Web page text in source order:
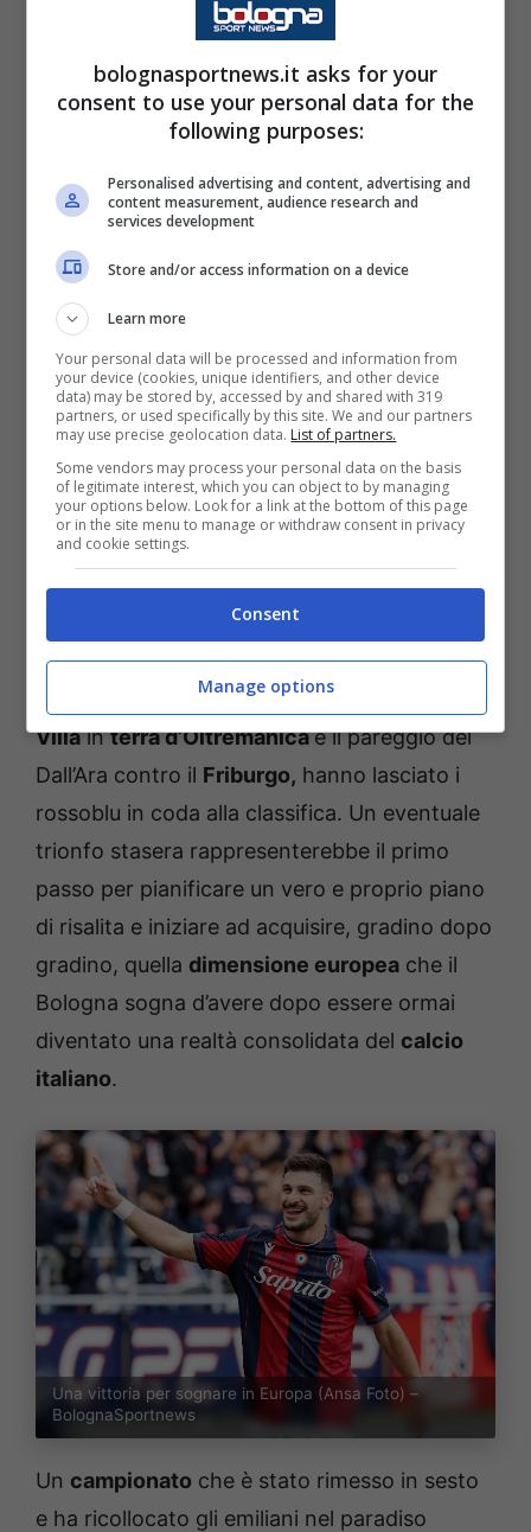
europea per club, in cui la squadra di
Vincenzo Italiano vuole rimanerci al più lungo
possibile, con l’imperativo categorico di
superare prima la fase a gironi e proprio
giocarsi le proprie carte da febbraio in avanti,
quando s’entrerà ufficialmente nel vivo con
quella aeliminazione diretta.
La trasferta in terra romena va anche in
questa direzione, importante e fondamentale
anche per raddrizzare una situazione che ha
visto il Bologna iniziare l’attuale edizione
dell’Europa League chiaramente con il freno a
mano tirato.
Una vittoria per sognare in
Europa
La sconfitta a testa altissima contro
Villainterra d’Oltremanicae il pareggio del
Dall’Ara contro il Friburgo, hanno lasciato i
rossoblu in coda alla classifica. Un eventuale
trionfo stasera rappresenterebbe il primo
passo per pianificare un vero e proprio piano
di risalita e iniziare ad acquisire, gradino dopo
gradino, quella dimensione europea che il
Bologna sogna d’avere dopo essere ormai
diventato una realtà consolidata del calcio
italiano.
Una vittoria per sognare in Europa (Ansa Foto) –
BolognaSportnews
Un campionato che è stato rimesso in sesto
e ha ricollocato gli emiliani nel paradiso
bolognasportnews.it asks for your
consent to use your personal data for the
following purposes:
Personalised advertising and content, advertising and
content measurement, audience research and
services development
Store and/or access information on a device
Learn more
Your personal data will be processed and information from
your device (cookies, unique identifiers, and other device
data) may be stored by, accessed by and shared with 319
partners, or used specifically by this site. We and our partners
may use precise geolocation data. List of partners.
Some vendors may process your personal data on the basis
of legitimate interest, which you can object to by managing
your options below. Look for a link at the bottom of this page
or in the site menu to manage or withdraw consent in privacy
and cookie settings.
Consent
Manage options